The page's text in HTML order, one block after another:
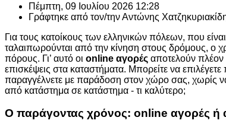
Πέμπτη, 09 Ιουλίου 2026 12:28
Γράφτηκε από τον/τηνΑντώνης
Για τους κατοίκους των ελληνικών πόλεων, που
ταλαιπωρούνται από την κίνηση στους δρόμους, ο
πόρους. Γι’ αυτό οι online αγορές αποτελούν πλέον
επισκέψεις στα καταστήματα. Μπορείτε να
παραγγέλνετε με παράδοση στον χώρο σας, χωρίς
από κατάστημα σε κατάστημα - τι καλύτερο;
Ο παράγοντας χρόνος: online αγορές ή